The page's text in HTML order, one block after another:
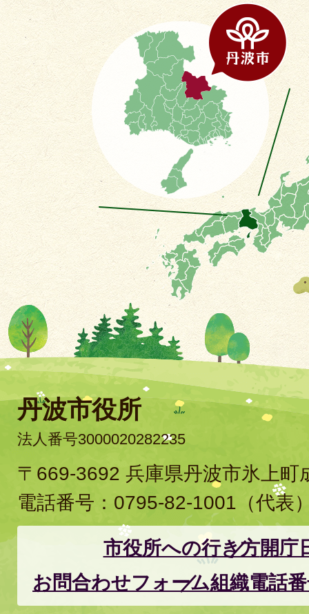
丹波市役所
法人番号3000020282235
〒669-3692 兵庫県丹波市氷上町
電話番号： 0795-82-1001 （代表
市役所への行き方開庁
お問合わせフォーム組織電話